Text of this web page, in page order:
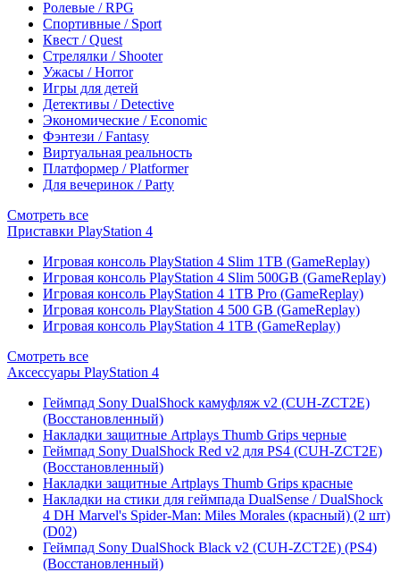
Ролевые / RPG
Спортивные / Sport
Квест / Quest
Стрелялки / Shooter
Ужасы / Horror
Игры для детей
Детективы / Detective
Экономические / Economic
Фэнтези / Fantasy
Виртуальная реальность
Платформер / Platformer
Для вечеринок / Party
Смотреть все
Приставки PlayStation 4
Игровая консоль PlayStation 4 Slim 1TB (GameReplay)
Игровая консоль PlayStation 4 Slim 500GB (GameReplay)
Игровая консоль PlayStation 4 1TB Pro (GameReplay)
Игровая консоль PlayStation 4 500 GB (GameReplay)
Игровая консоль PlayStation 4 1TB (GameReplay)
Смотреть все
Аксессуары PlayStation 4
Геймпад Sony DualShock камуфляж v2 (CUH-ZCT2E)
(Восстановленный)
Накладки защитные Artplays Thumb Grips черные
Геймпад Sony DualShock Red v2 для PS4 (CUH-ZCT2E)
(Восстановленный)
Накладки защитные Artplays Thumb Grips красные
Накладки на стики для геймпада DualSense / DualShock
4 DH Marvel's Spider-Man: Miles Morales (красный) (2 шт)
(D02)
Геймпад Sony DualShock Black v2 (CUH-ZCT2E) (PS4)
(Восстановленный)